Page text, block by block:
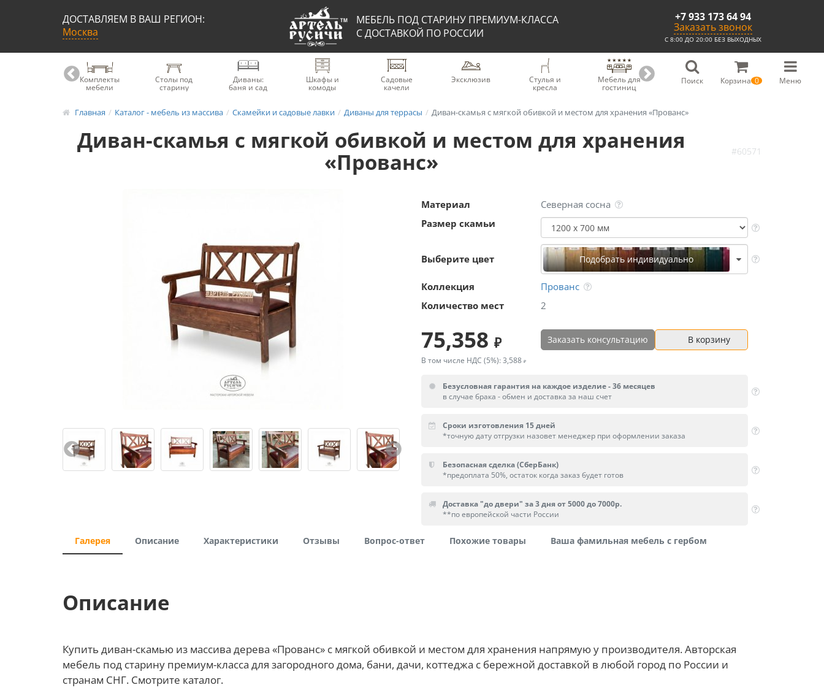
ДОСТАВЛЯЕМ В ВАШ РЕГИОН:
Москва
МЕБЕЛЬ ПОД СТАРИНУ ПРЕМИУМ-КЛАССА
С ДОСТАВКОЙ ПО РОССИИ
+7 933 173 64 94
Заказать звонок
С 8:00 ДО 20:00 БЕЗ ВЫХОДНЫХ
Комплекты
мебели
Столы под
старину
Диваны:
баня и сад
Шкафы и
комоды
Садовые
качели
Эксклюзив Стулья и
кресла
Мебель для
гостиниц
Мебель для Скамьи из
массива
Поиск Корзина 0 Меню
Главная Каталог - мебель из массива Скамейки и садовые лавки Диваны для террасы Диван-скамья с мягкой обивкой и местом для хранения «Прованс»
Диван-скамья с мягкой обивкой и местом для хранения
«Прованс»
#60571
Материал
Северная сосна
Размер скамьи
Выберите цвет Подобрать индивидуально
Коллекция
Прованс
Количество мест
2
75,358 Заказать консультацию В корзину
В том числе НДС (5%): 3,588
Безусловная гарантия на каждое изделие - 36 месяцев
в случае брака - обмен и доставка за наш счет
Сроки изготовления 15 дней
*точную дату отгрузки назовет менеджер при оформлении заказа
Безопасная сделка (СберБанк)
*предоплата 50%, остаток когда заказ будет готов
Доставка "до двери" за 3 дня от 5000 до 7000р.
**по европейской части России
Галерея Описание Характеристики Отзывы Вопрос-ответ Похожие товары Ваша фамильная мебель с гербом
Описание
Купить диван-скамью из массива дерева «Прованс» с мягкой обивкой и местом для хранения напрямую у производителя. Авторская
мебель под старину премиум-класса для загородного дома, бани, дачи, коттеджа с бережной доставкой в любой город по России и
странам СНГ. Смотрите каталог.